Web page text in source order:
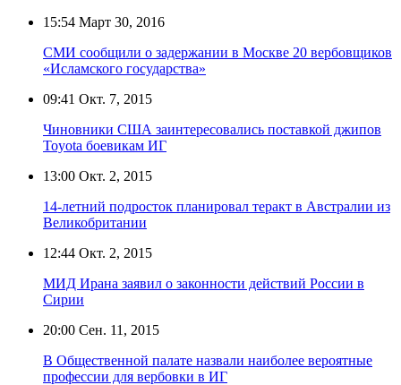
15:54 Март 30, 2016
СМИ сообщили о задержании в Москве 20 вербовщиков
«Исламского государства»
09:41 Окт. 7, 2015
Чиновники США заинтересовались поставкой джипов
Toyota боевикам ИГ
13:00 Окт. 2, 2015
14-летний подросток планировал теракт в Австралии из
Великобритании
12:44 Окт. 2, 2015
МИД Ирана заявил о законности действий России в
Сирии
20:00 Сен. 11, 2015
В Общественной палате назвали наиболее вероятные
профессии для вербовки в ИГ